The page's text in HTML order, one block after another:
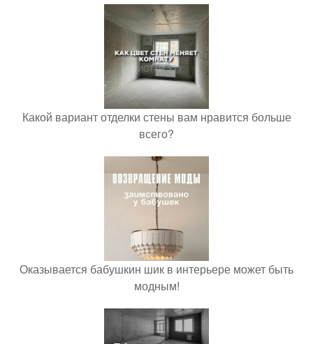
Какой вариант отделки стены вам нравится больше
всего?
Оказывается бабушкин шик в интерьере может быть
модным!